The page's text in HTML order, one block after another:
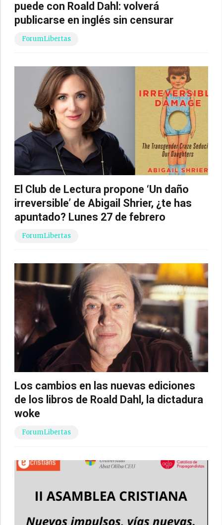
puede con Roald Dahl: volverá
publicarse en inglés sin censurar
ForumLibertas
El Club de Lectura propone ‘Un daño
irreversible’ de Abigail Shrier, ¿te has
apuntado? Lunes 27 de febrero
ForumLibertas
Los cambios en las nuevas ediciones
de los libros de Roald Dahl, la dictadura
woke
ForumLibertas